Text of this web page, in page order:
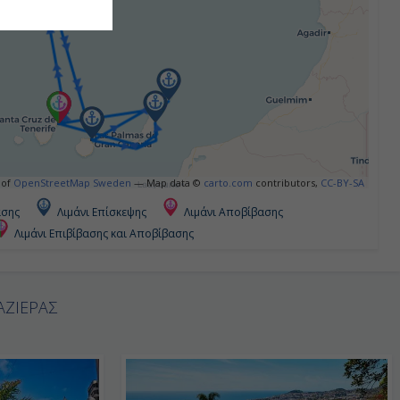
OpenStreetMap Sweden — Map data © carto.com contributors, CC-BY-SA
Λιμάνι Επίσκεψης
Λιμάνι Αποβίβασης
Λιμάνι Επιβίβασης και Αποβίβασης